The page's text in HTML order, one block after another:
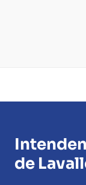
de